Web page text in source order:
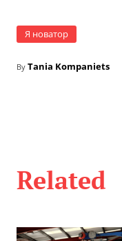
Я новатор
By Tania Kompaniets
Related